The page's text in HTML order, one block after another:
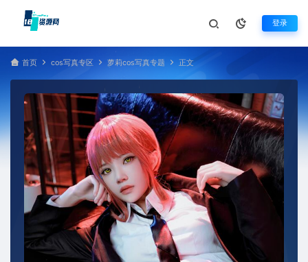
登录
首页 cos写真专区 萝莉cos写真专题 正文